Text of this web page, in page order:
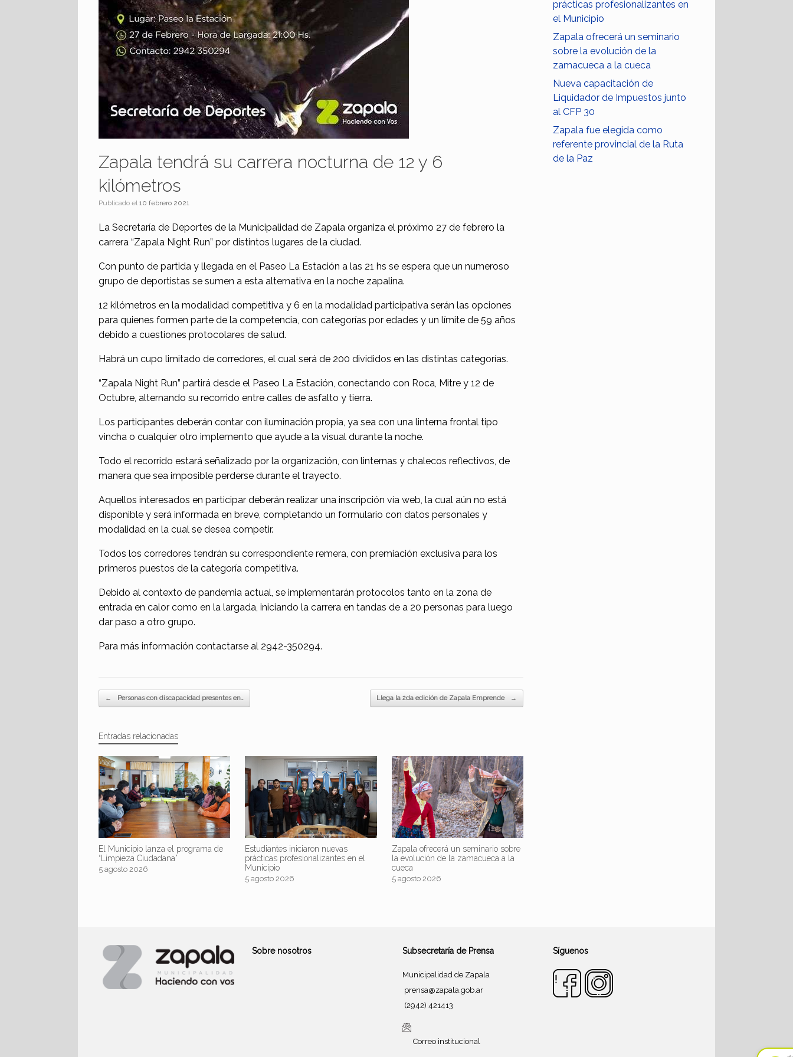
Zapala tendrá su carrera nocturna de 12 y 6
kilómetros
Publicado el10 febrero 2021
La Secretaría de Deportes de la Municipalidad de Zapala organiza el próximo 27 de febrero la
carrera “Zapala Night Run” por distintos lugares de la ciudad.
Con punto de partida y llegada en el Paseo La Estación a las 21 hs se espera que un numeroso
grupo de deportistas se sumen a esta alternativa en la noche zapalina.
12 kilómetros en la modalidad competitiva y 6 en la modalidad participativa serán las opciones
para quienes formen parte de la competencia, con categorías por edades y un límite de 59 años
debido a cuestiones protocolares de salud.
Habrá un cupo limitado de corredores, el cual será de 200 divididos en las distintas categorías.
“Zapala Night Run” partirá desde el Paseo La Estación, conectando con Roca, Mitre y 12 de
Octubre, alternando su recorrido entre calles de asfalto y tierra.
Los participantes deberán contar con iluminación propia, ya sea con una linterna frontal tipo
vincha o cualquier otro implemento que ayude a la visual durante la noche.
Todo el recorrido estará señalizado por la organización, con linternas y chalecos reflectivos, de
manera que sea imposible perderse durante el trayecto.
Aquellos interesados en participar deberán realizar una inscripción vía web, la cual aún no está
disponible y será informada en breve, completando un formulario con datos personales y
modalidad en la cual se desea competir.
Todos los corredores tendrán su correspondiente remera, con premiación exclusiva para los
primeros puestos de la categoría competitiva.
Debido al contexto de pandemia actual, se implementarán protocolos tanto en la zona de
entrada en calor como en la largada, iniciando la carrera en tandas de a 20 personas para luego
dar paso a otro grupo.
Para más información contactarse al 2942-350294.
Navegador de artículos
← Personas con discapacidad presentes en… Llega la 2da edición de Zapala Emprende →
Entradas relacionadas
El Municipio lanza el programa de
“Limpieza Ciudadana”
5 agosto 2026
Estudiantes iniciaron nuevas
prácticas profesionalizantes en el
Municipio
5 agosto 2026
Zapala ofrecerá un seminario sobre
la evolución de la zamacueca a la
cueca
5 agosto 2026
prácticas profesionalizantes en
el Municipio
Zapala ofrecerá un seminario
sobre la evolución de la
zamacueca a la cueca
Nueva capacitación de
Liquidador de Impuestos junto
al CFP 30
Zapala fue elegida como
referente provincial de la Ruta
de la Paz
Sobre nosotros Subsecretaría de Prensa
Municipalidad de Zapala
prensa@zapala.gob.ar
(2942) 421413
Correo institucional
Síguenos